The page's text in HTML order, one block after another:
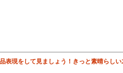
表現をして見ましょう！きっと素晴らしい